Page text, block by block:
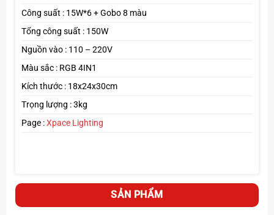
Tính năng nổi bật của Đèn Moving
Tạo hiệu ứng ánh sáng sắc nét, phù hợp cho quán bar,
phòng bay, sân khấu vừa và nhỏ
Công suất : 15W*6 + Gobo 8 màu
Tổng công suất : 150W
Nguồn vào : 110 – 220V
Màu sắc : RGB 4IN1
Kích thước : 18x24x30cm
Trọng lượng : 3kg
Page :Xpace Lighting
SẢN PHẨM